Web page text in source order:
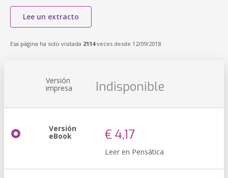
Lee un extracto
Esa página ha sido visitada 2114veces desde 12/09/2018
Versión
impresa Indisponible
Versión
eBook € 4,17
Leer en Pensática